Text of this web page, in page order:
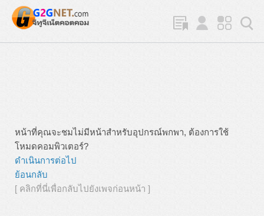
หน้าที่คุณจะชมไม่มีหน้าสำหรับอุปกรณ์พกพา, ต้องการใช้
โหมดคอมพิวเตอร์?
ดำเนินการต่อไป
ย้อนกลับ
[ คลิกที่นี่เพื่อกลับไปยังเพจก่อนหน้า ]